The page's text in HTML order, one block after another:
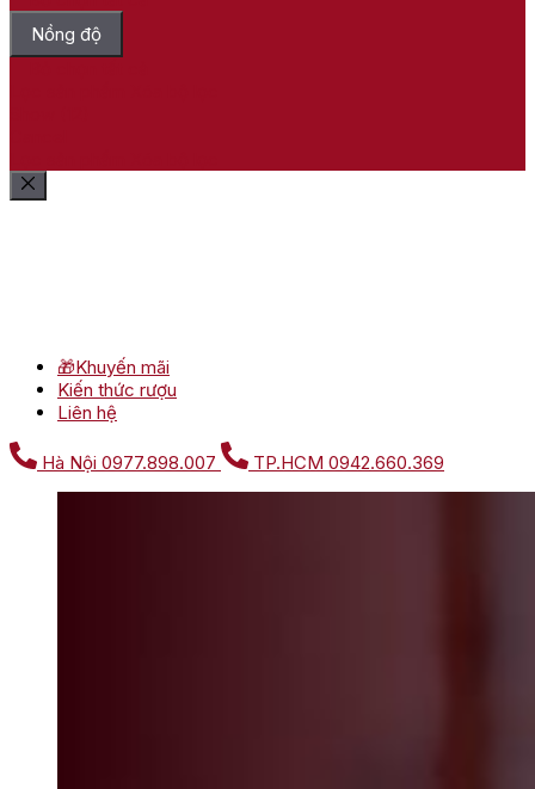
Nồng độ
🎁Khuyến mãi
Kiến thức rượu
Liên hệ
Hà Nội 0977.898.007 TP.HCM 0942.660.369